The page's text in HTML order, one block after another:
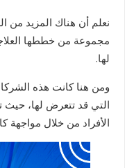
نعلم أن هناك المزيد من
مجموعة من خططها
لها.
ومن هنا كانت هذه
التي قد تتعرض لها، حيث
الأفراد من خلال